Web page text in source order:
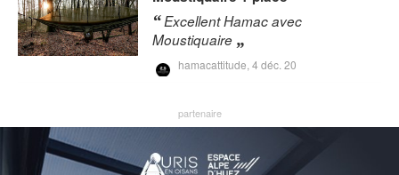
Excellent Hamac avec
Moustiquaire
hamacattitude, 4 déc. 20